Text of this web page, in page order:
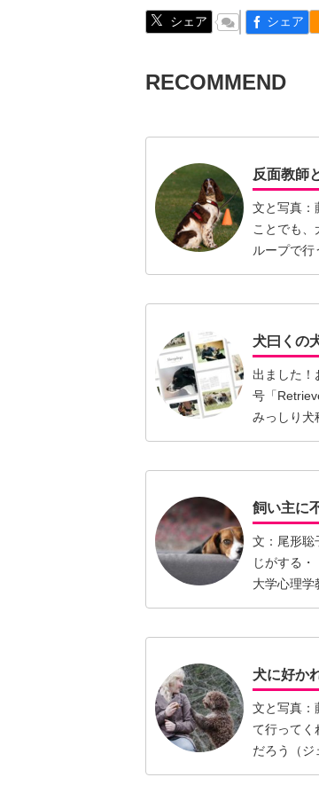
シェア シェア
RECOMMEND
反面教師
文と写真：
ことでも
ループで行
レーニ…【
犬曰くの
出ました！
号「
みっしり犬
飼い主に
文：尾形聡
じがする
大学心理学
新たな…【
犬に好か
文と写真：
て行ってく
だろう（ジ
ど）。愛…